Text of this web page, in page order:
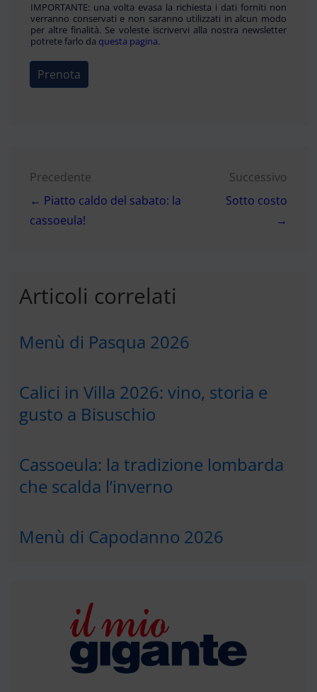
IMPORTANTE: una volta evasa la richiesta i dati forniti non
verranno conservati e non saranno utilizzati in alcun modo
per altre finalità. Se voleste iscrivervi alla nostra newsletter
potrete farlo da questa pagina.
Prenota
Navigazione
articoli
Precedente
← Piatto caldo del sabato: la
cassoeula!
Successivo
Sotto costo
→
Articoli correlati
Menù di Pasqua 2026
Calici in Villa 2026: vino, storia e
gusto a Bisuschio
Cassoeula: la tradizione lombarda
che scalda l’inverno
Menù di Capodanno 2026